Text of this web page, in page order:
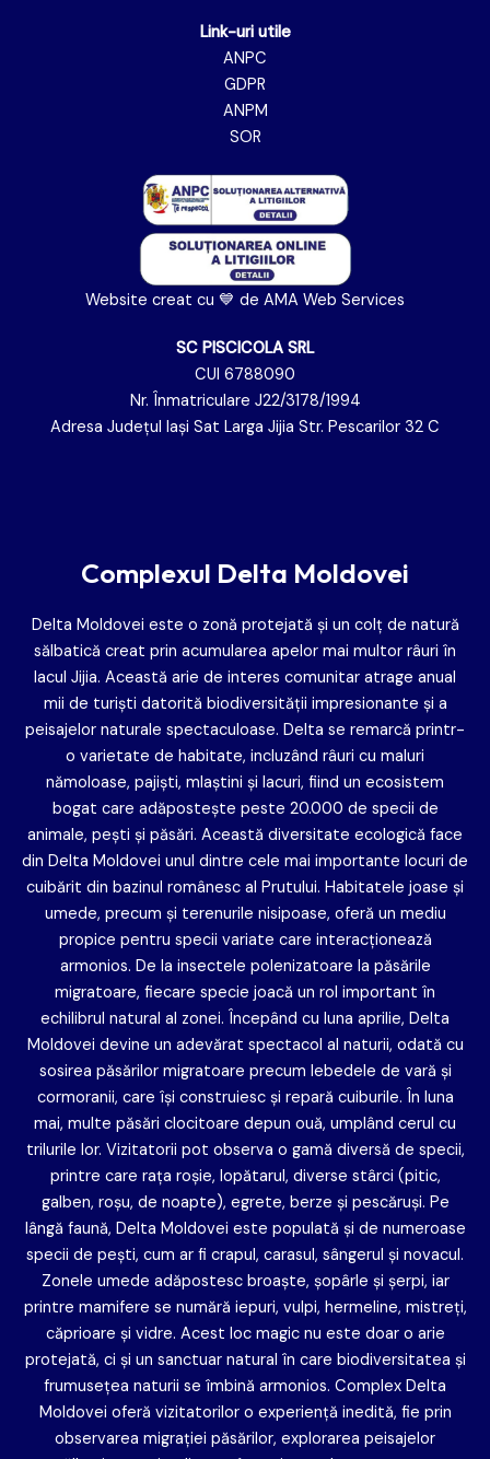
Link-uri utile
ANPC
GDPR
ANPM
SOR
Website creat cu 💙 de AMA Web Services
SC PISCICOLA SRL
CUI 6788090
Nr. Înmatriculare J22/3178/1994
Adresa Județul Iași Sat Larga Jijia Str. Pescarilor 32 C
Complexul Delta Moldovei
Delta Moldovei este o zonă protejată și un colț de natură
sălbatică creat prin acumularea apelor mai multor râuri în
lacul Jijia. Această arie de interes comunitar atrage anual
mii de turiști datorită biodiversității impresionante și a
peisajelor naturale spectaculoase. Delta se remarcă printr-
o varietate de habitate, incluzând râuri cu maluri
nămoloase, pajiști, mlaștini și lacuri, fiind un ecosistem
bogat care adăpostește peste 20.000 de specii de
animale, pești și păsări. Această diversitate ecologică face
din Delta Moldovei unul dintre cele mai importante locuri de
cuibărit din bazinul românesc al Prutului. Habitatele joase și
umede, precum și terenurile nisipoase, oferă un mediu
propice pentru specii variate care interacționează
armonios. De la insectele polenizatoare la păsările
migratoare, fiecare specie joacă un rol important în
echilibrul natural al zonei. Începând cu luna aprilie, Delta
Moldovei devine un adevărat spectacol al naturii, odată cu
sosirea păsărilor migratoare precum lebedele de vară și
cormoranii, care își construiesc și repară cuiburile. În luna
mai, multe păsări clocitoare depun ouă, umplând cerul cu
trilurile lor. Vizitatorii pot observa o gamă diversă de specii,
printre care rața roșie, lopătarul, diverse stârci (pitic,
galben, roșu, de noapte), egrete, berze și pescăruși. Pe
lângă faună, Delta Moldovei este populată și de numeroase
specii de pești, cum ar fi crapul, carasul, sângerul și novacul.
Zonele umede adăpostesc broaște, șopârle și șerpi, iar
printre mamifere se numără iepuri, vulpi, hermeline, mistreți,
căprioare și vidre. Acest loc magic nu este doar o arie
protejată, ci și un sanctuar natural în care biodiversitatea și
frumusețea naturii se îmbină armonios. Complex Delta
Moldovei oferă vizitatorilor o experiență inedită, fie prin
observarea migrației păsărilor, explorarea peisajelor